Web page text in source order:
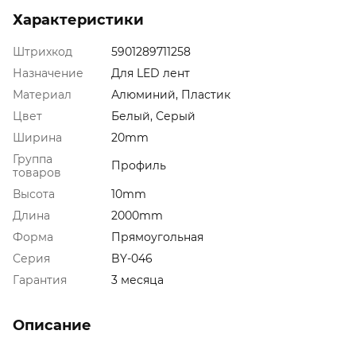
Характеристики
Штрихкод
5901289711258
Назначение
Для LED лент
Материал
Алюминий, Пластик
Цвет
Белый, Серый
Ширина
20mm
Группа
товаров
Профиль
Высота
10mm
Длина
2000mm
Форма
Прямоугольная
Серия
BY-046
Гарантия
3 месяца
Описание